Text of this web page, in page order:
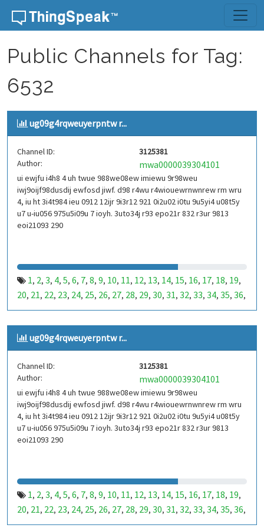
Skip to content
Public Channels for Tag:
6532
ug09g4rqweuyerpntw r...
Channel ID:
3125381
Author:
mwa0000039304101
ui ewjfu i4h8 4 uh twue 988we08ew imiewu 9r98weu
iwj9oijf98dusdij ewfosd jiwf. d98 r4wu r4wiouewrnwnrew rm wru
4, iu ht 3i4t984 ieu 0912 12ijr 9i3r12 921 0i2u02 i0tu 9u5yi4 u08t5y
u7 u-iu056 975u5i09u 7 ioyh. 3uto34j r93 epo21r 832 r3ur 9813
eoi21093 290
1, 2, 3, 4, 5, 6, 7, 8, 9, 10, 11, 12, 13, 14, 15, 16, 17, 18, 19,
20, 21, 22, 23, 24, 25, 26, 27, 28, 29, 30, 31, 32, 33, 34, 35, 36,
37,38,39,40,41,42,43,44,45,46,47,48,49,50,51,52,53,
99,100,101,102,103,104,105,106,107,108,109,110,
111,112,113,114,115,116,
123,124,125,126,127,128,129,130,131,132,133,134,
135,136,137 141,142,143
147,148 153,154,155,156,157,158
159,160,161,162,163,164,165 ,166,167,168,
171 ,172,173 ,174,175,176,177,178,179 ,180,181 ,182,
183,184,185,186, 187,188,189 ,190,191,192,193,194
195,196 ,197
231,232,233,234,235,236,237,238,239,
243, 244, 245, 246, 247,248,249,250 ,251,252, 253 ,254,
255 ,256,257, 258,259,260,261,262,263 ,264,265 , 266
ug09g4rqweuyerpntw r...
Channel ID:
3125381
Author:
mwa0000039304101
ui ewjfu i4h8 4 uh twue 988we08ew imiewu 9r98weu
iwj9oijf98dusdij ewfosd jiwf. d98 r4wu r4wiouewrnwnrew rm wru
4, iu ht 3i4t984 ieu 0912 12ijr 9i3r12 921 0i2u02 i0tu 9u5yi4 u08t5y
u7 u-iu056 975u5i09u 7 ioyh. 3uto34j r93 epo21r 832 r3ur 9813
eoi21093 290
1, 2, 3, 4, 5, 6, 7, 8, 9, 10, 11, 12, 13, 14, 15, 16, 17, 18, 19,
20, 21, 22, 23, 24, 25, 26, 27, 28, 29, 30, 31, 32, 33, 34, 35, 36,
37,38,39,40,41,42,43,44,45,46,47,48,49,50,51,52,53,